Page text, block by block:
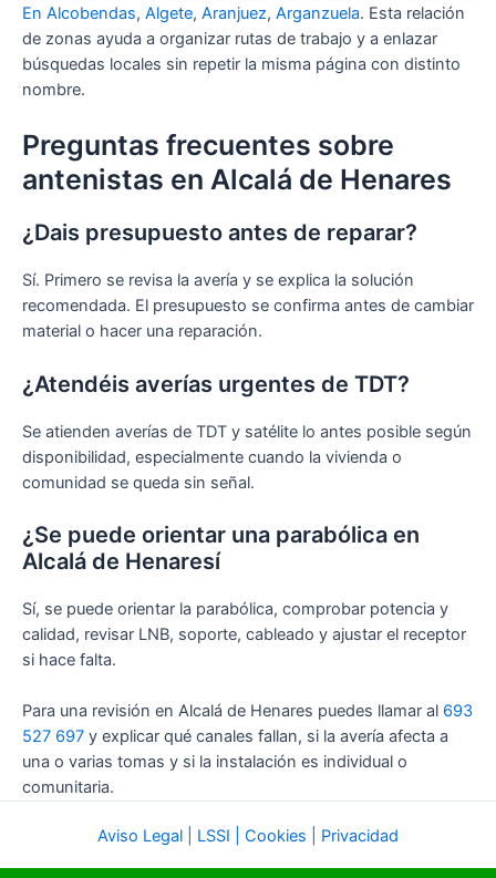
En Alcobendas, Algete, Aranjuez, Arganzuela. Esta relación
de zonas ayuda a organizar rutas de trabajo y a enlazar
búsquedas locales sin repetir la misma página con distinto
nombre.
Preguntas frecuentes sobre
antenistas en Alcalá de Henares
¿Dais presupuesto antes de reparar?
Sí. Primero se revisa la avería y se explica la solución
recomendada. El presupuesto se confirma antes de cambiar
material o hacer una reparación.
¿Atendéis averías urgentes de TDT?
Se atienden averías de TDT y satélite lo antes posible según
disponibilidad, especialmente cuando la vivienda o
comunidad se queda sin señal.
¿Se puede orientar una parabólica en
Alcalá de Henaresí
Sí, se puede orientar la parabólica, comprobar potencia y
calidad, revisar LNB, soporte, cableado y ajustar el receptor
si hace falta.
Para una revisión en Alcalá de Henares puedes llamar al 693
527 697 y explicar qué canales fallan, si la avería afecta a
una o varias tomas y si la instalación es individual o
comunitaria.
Aviso Legal | LSSI | Cookies | Privacidad